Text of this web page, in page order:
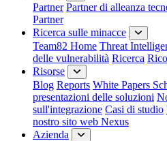
Partner Partner di alleanza
Partner
Ricerca sulle minacce
Team82 Home Threat
delle vulnerabilità Ricerca
Risorse
Blog Reports White Papers
presentazioni delle soluzioni
sull'integrazione Casi di studio
nostro sito web Nexus
Azienda